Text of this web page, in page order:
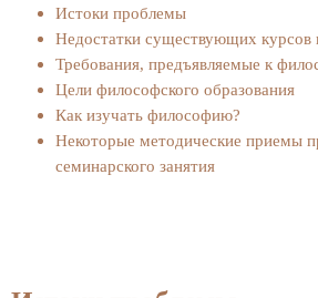
Истоки проблемы
Недостатки существующих
Требования, предъявляемые к
Цели философского образования
Как изучать философию?
Некоторые методические приемы
семинарского занятия